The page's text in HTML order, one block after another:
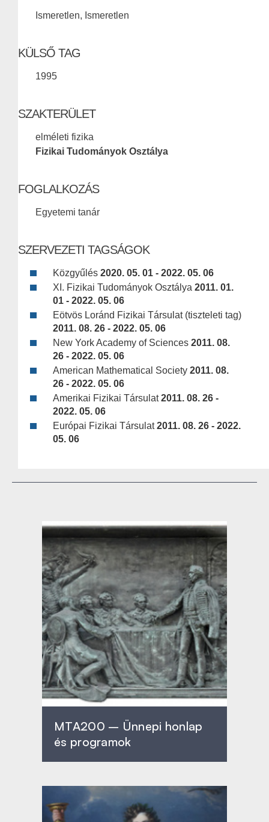
Ismeretlen, Ismeretlen
KÜLSŐ TAG
1995
SZAKTERÜLET
elméleti fizika
Fizikai Tudományok Osztálya
FOGLALKOZÁS
Egyetemi tanár
SZERVEZETI TAGSÁGOK
Közgyűlés 2020. 05. 01 - 2022. 05. 06
XI. Fizikai Tudományok Osztálya 2011. 01.
01 - 2022. 05. 06
Eötvös Loránd Fizikai Társulat (tiszteleti tag)
2011. 08. 26 - 2022. 05. 06
New York Academy of Sciences 2011. 08.
26 - 2022. 05. 06
American Mathematical Society 2011. 08.
26 - 2022. 05. 06
Amerikai Fizikai Társulat2011. 08. 26 -
2022. 05. 06
Európai Fizikai Társulat2011. 08. 26 - 2022.
05. 06
MTA200 – Ünnepi honlap
és programok